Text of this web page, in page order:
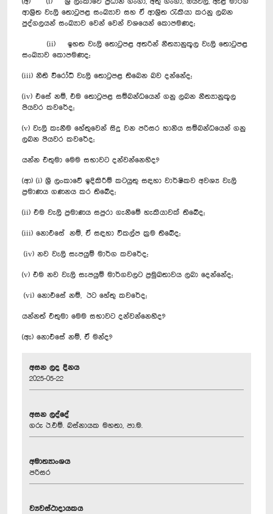
ආශ්‍රිත වැලි තොටුපළ සංඛ්‍යාව සහ ඒ ආශ්‍රිත රැකියා කරනු ලබන
පුද්ගලයන් සංඛ්‍යාව වෙන් වෙන් වශයෙන් කොපමණද;
(ii) ඉහත වැලි තොටුපළ අතරින් නීත්‍යානුකූල වැලි තොටුපළ
සංඛ්‍යාව කොපමණද;
(iii) නීති විරෝධී වැලි තොටුපළ තිබෙන බව දන්නේද;
(iv) එසේ නම්, එම තොටුපළ සම්බන්ධයෙන් ගනු ලබන නීත්‍යානුකූල
පියවර කවරේද;
(v) වැලි කැනීම හේතුවෙන් සිදු වන පරිසර හානිය සම්බන්ධයෙන් ගනු
ලබන පියවර කවරේද;
යන්න එතුමා මෙම සභාවට දන්වන්නෙහිද?
(ආ) (i) ශ්‍රී ලංකාවේ ඉදිකිරීම් කටයුතු සඳහා වාර්ෂිකව අවශ්‍ය වැලි
ප්‍රමාණය ගණනය කර තිබේද;
(ii) එම වැලි ප්‍රමාණය සපුරා ගැනීමේ හැකියාවක් තිබේද; ‍
(iii) නොඑසේ නම්, ඒ සඳහා විකල්ප ක්‍රම තිබේද;
(iv) නව වැලි සැපයුම් මාර්ග කවරේද;
(v) එම නව වැලි සැපයුම් මාර්ගවලට ප්‍රමුඛතාවය ලබා දෙන්නේද;
(vi) නොඑසේ නම්, ඊට හේතු කවරේද;
යන්නත් එතුමා මෙම සභාවට දන්වන්නෙහිද?
(ඇ) නොඑසේ නම්, ඒ මන්ද?
අසන ලද දිනය
2025-05-22
අසන ලද්දේ
ගරු ඊ.එම්. බස්නායක මහතා, පා.ම.
අමාත්‍යාංශය
පරිසර
ව්‍යවස්ථාදායකය